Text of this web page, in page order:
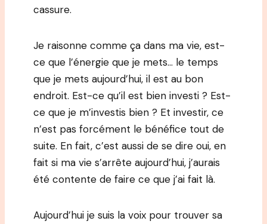
cassure.
Je raisonne comme ça dans ma vie, est-
ce que l’énergie que je mets… le temps
que je mets aujourd’hui, il est au bon
endroit. Est-ce qu’il est bien investi ? Est-
ce que je m’investis bien ? Et investir, ce
n’est pas forcément le bénéfice tout de
suite. En fait, c’est aussi de se dire oui, en
fait si ma vie s’arrête aujourd’hui, j’aurais
été contente de faire ce que j’ai fait là.
Aujourd’hui je suis la voix pour trouver sa